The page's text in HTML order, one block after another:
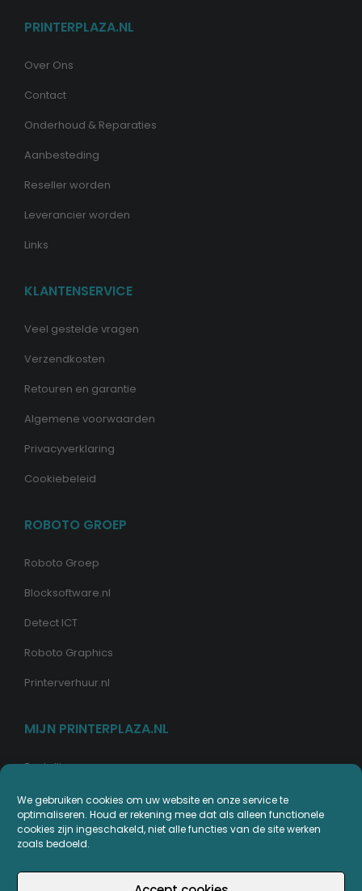
We gebruiken cookies om uw website en onze service te
optimaliseren. Houd er rekening mee dat als alleen functionele
cookies zijn ingeschakeld, niet alle functies van de site werken
zoals bedoeld.
PRINTERPLAZA.NL
Over Ons
Contact
Onderhoud & Reparaties
Aanbesteding
Reseller worden
Leverancier worden
Links
KLANTENSERVICE
Veel gestelde vragen
Verzendkosten
Retouren en garantie
Algemene voorwaarden
Privacyverklaring
Cookiebeleid
ROBOTO GROEP
Roboto Groep
Blocksoftware.nl
Detect ICT
Roboto Graphics
Printerverhuur.nl
MIJN PRINTERPLAZA.NL
Bestellingen
Mijn Printerpunten
Retouren